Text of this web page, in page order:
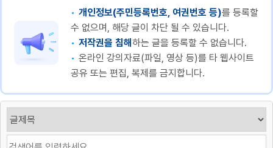
개인정보(주민등록번호, 여권번호 등)를 등록할
수 없으며, 해당 글이 차단 될 수 있습니다.
저작권을 침해하는 글을 등록할 수 없습니다.
온라인 강의자료(파일, 영상 등)를 타 웹사이트
공유 또는 편집, 복제를 금지합니다.